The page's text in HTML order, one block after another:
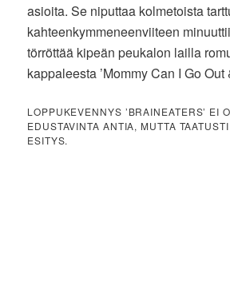
asioita. Se niputtaa kolmetoista
kahteenkymmeneenviiteen
törröttää kipeän peukalon lailla
kappaleesta ’Mommy Can I Go Out
LOPPUKEVENNYS ’BRAINEATERS’ EI
EDUSTAVINTA ANTIA, MUTTA
ESITYS.